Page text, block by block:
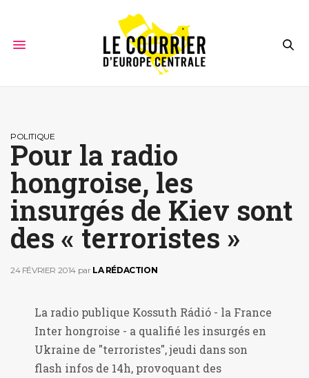
POLITIQUE
Pour la radio
hongroise, les
insurgés de Kiev sont
des « terroristes »
24 FÉVRIER 2014 par LA RÉDACTION
La radio publique Kossuth Rádió - la France
Inter hongroise - a qualifié les insurgés en
Ukraine de "terroristes", jeudi dans son
flash infos de 14h, provoquant des